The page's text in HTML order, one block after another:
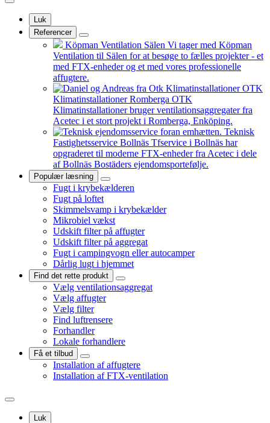
Luk
Referencer
Köpman Ventilation Sälen Vi tager med Köpman
Ventilation til Sälen for at besøge to fælles projekter - et
med FTX-enheder og et med vores professionelle
affugtere.
OTK
Klimatinstallationer Romberga OTK
Klimatinstallationer bruger ventilationsaggregater fra
Acetec i et stort projekt i Romberga, Enköping.
Teknisk
Fastighetsservice Bollnäs Tfservice i Bollnäs har
opgraderet til moderne FTX-enheder fra Acetec i dele
af Bollnäs Bostäders ejendomsportefølje.
Populær læsning
Fugt i krybekælderen
Fugt på loftet
Skimmelsvamp i krybekælder
Mikrobiel vækst
Udskift filter på affugter
Udskift filter på aggregat
Fugt i campingvogn eller autocamper
Dårlig lugt i hjemmet
Find det rette produkt
Vælg ventilationsaggregat
Vælg affugter
Vælg filter
Find luftrensere
Forhandler
Lokale forhandlere
Få et tilbud
Installation af affugtere
Installation af FTX-ventilation
Luk